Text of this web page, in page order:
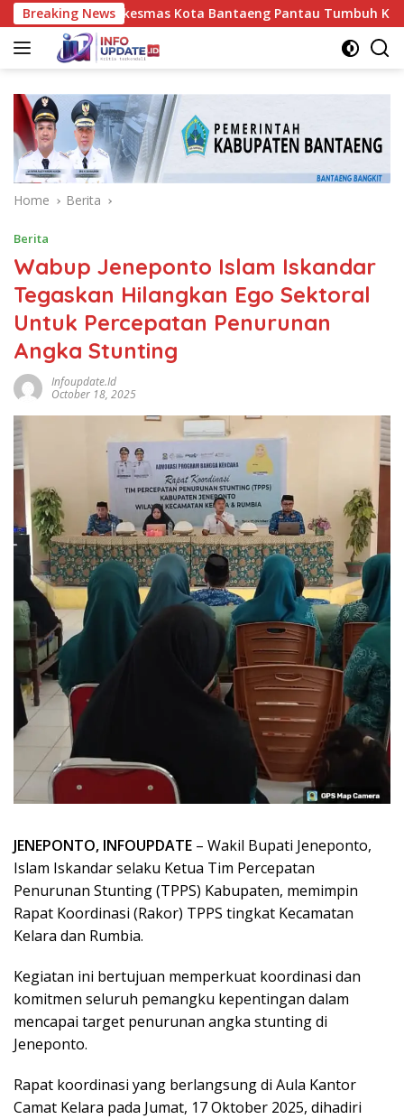
Skip
to
content
Breaking News
Puskesmas Kota Bantaeng Pantau Tumbuh Kembang
Home Berita
Berita
Wabup Jeneponto Islam Iskandar
Tegaskan Hilangkan Ego Sektoral
Untuk Percepatan Penurunan
Angka Stunting
Infoupdate.id
October 18, 2025
JENEPONTO, INFOUPDATE – Wakil Bupati Jeneponto,
Islam Iskandar selaku Ketua Tim Percepatan
Penurunan Stunting (TPPS) Kabupaten, memimpin
Rapat Koordinasi (Rakor) TPPS tingkat Kecamatan
Kelara dan Rumbia.
Kegiatan ini bertujuan memperkuat koordinasi dan
komitmen seluruh pemangku kepentingan dalam
mencapai target penurunan angka stunting di
Jeneponto.
Rapat koordinasi yang berlangsung di Aula Kantor
Camat Kelara pada Jumat, 17 Oktober 2025, dihadiri